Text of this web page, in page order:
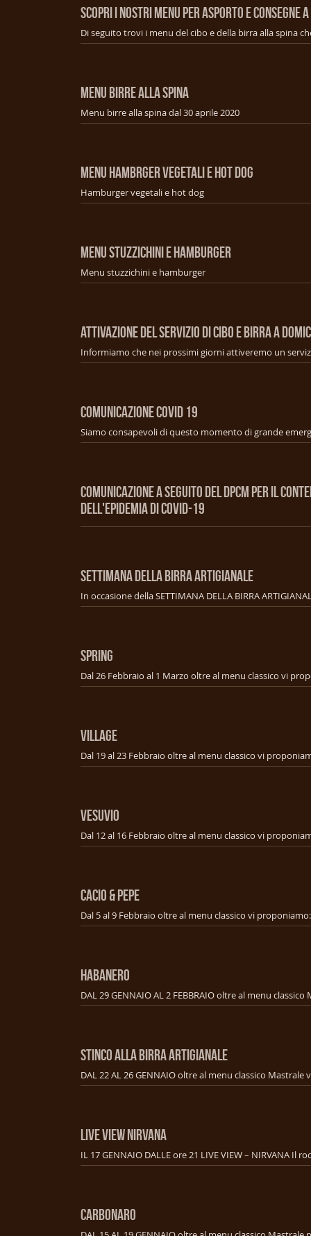
SCOPRI I NOSTRI MENU PER ASPORTO E CONSEGNE
MENU BIRRE ALLA SPINA
Menu birre alla spina dal 30 aprile 2020
MENU HAMBRGER VEGETALI E HOT DOG
Hamburger vegetali e hot dog
MENU STUZZICHINI E HAMBURGER
Menu stuzzichini e hamburger
ATTIVAZIONE DEL SERVIZIO DI CIBO E BIRRA A
COMUNICAZIONE COVID 19
COMUNICAZIONE A SEGUITO DEL DPCM PER IL
DELL'EPIDEMIA DI COVID-19
SETTIMANA DELLA BIRRA ARTIGIANALE
SPRING
VILLAGE
VESUVIO
CACIO & PEPE
HABANERO
STINCO ALLA BIRRA ARTIGIANALE
LIVE VIEW NIRVANA
CARBONARO